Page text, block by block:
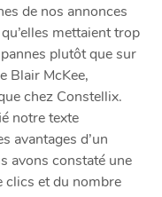
de nos annonces
mettaient trop
plutôt que sur
Blair McKee,
chez Constellix.
notre texte
avantages d’un
avons constaté une
clics et du nombre